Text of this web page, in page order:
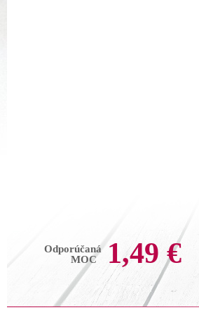
Odporúčaná
MOC
1,49 €